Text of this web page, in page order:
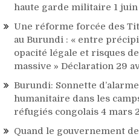
haute garde militaire 1
Une réforme forcée des
au Burundi : « entre
opacité légale et risques
massive » Déclaration 29
Burundi: Sonnette
humanitaire dans les
réfugiés congolais 4 mars
Quand le gouvernement